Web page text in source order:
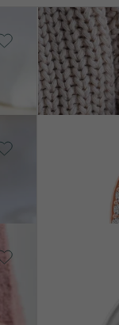
14 Karat
Mahir
von € 539